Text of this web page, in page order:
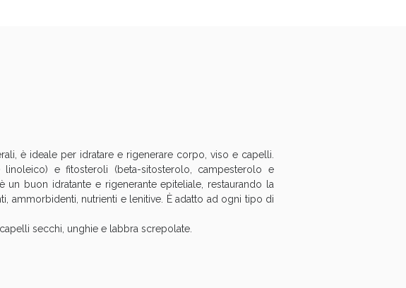
è ideale per idratare e rigenerare corpo, viso e capelli.
e fitosteroli (beta-sitosterolo, campesterolo e
buon idratante e rigenerante epiteliale, restaurando la
ammorbidenti, nutrienti e lenitive. È adatto ad ogni tipo di
secchi, unghie e labbra screpolate.